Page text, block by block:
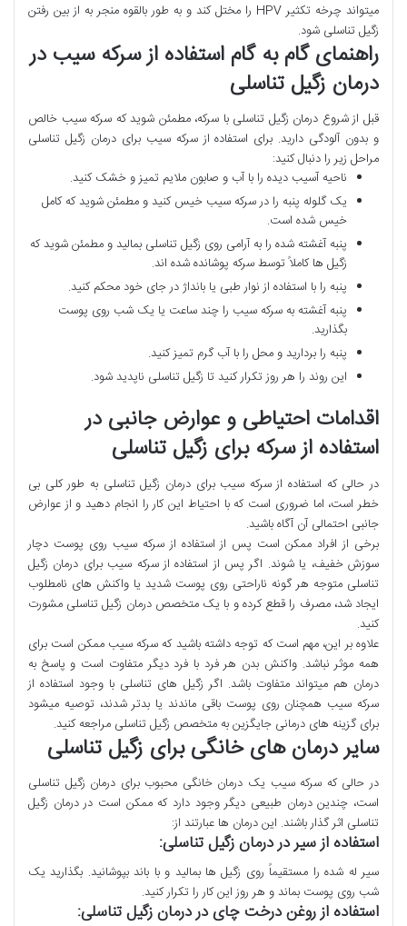
میتواند چرخه تکثیر HPV را مختل کند و به طور بالقوه منجر به از بین رفتن
زگیل تناسلی شود.
راهنمای گام به گام استفاده از سرکه سیب در
درمان زگیل تناسلی
قبل از شروع درمان زگیل تناسلی با سرکه، مطمئن شوید که سرکه سیب خالص
و بدون آلودگی دارید. برای استفاده از سرکه سیب برای درمان زگیل تناسلی
مراحل زیر را دنبال کنید:
ناحیه آسیب دیده را با آب و صابون ملایم تمیز و خشک کنید.
یک گلوله پنبه را در سرکه سیب خیس کنید و مطمئن شوید که کامل
خیس شده است.
پنبه آغشته شده را به آرامی روی زگیل تناسلی بمالید و مطمئن شوید که
زگیل ها کاملاً توسط سرکه پوشانده شده اند.
پنبه را با استفاده از نوار طبی یا بانداژ در جای خود محکم کنید.
پنبه آغشته به سرکه سیب را چند ساعت یا یک شب روی پوست
بگذارید.
پنبه را بردارید و محل را با آب گرم تمیز کنید.
این روند را هر روز تکرار کنید تا زگیل تناسلی ناپدید شود.
اقدامات احتیاطی و عوارض جانبی در
استفاده از سرکه برای زگیل تناسلی
در حالی که استفاده از سرکه سیب برای درمان زگیل تناسلی به طور کلی بی
خطر است، اما ضروری است که با احتیاط این کار را انجام دهید و از عوارض
جانبی احتمالی آن آگاه باشید.
برخی از افراد ممکن است پس از استفاده از سرکه سیب روی پوست دچار
سوزش خفیف، یا شوند. اگر پس از استفاده از سرکه سیب برای درمان زگیل
تناسلی متوجه هر گونه ناراحتی روی پوست شدید یا واکنش های نامطلوب
ایجاد شد، مصرف را قطع کرده و با یک متخصص درمان زگیل تناسلی مشورت
کنید.
علاوه بر این، مهم است که توجه داشته باشید که سرکه سیب ممکن است برای
همه موثر نباشد. واکنش بدن هر فرد با فرد دیگر متفاوت است و پاسخ به
درمان هم میتواند متفاوت باشد. اگر زگیل های تناسلی با وجود استفاده از
سرکه سیب همچنان روی پوست باقی ماندند یا بدتر شدند، توصیه میشود
برای گزینه های درمانی جایگزین به متخصص زگیل تناسلی مراجعه کنید.
سایر درمان های خانگی برای زگیل تناسلی
در حالی که سرکه سیب یک درمان خانگی محبوب برای درمان زگیل تناسلی
است، چندین درمان طبیعی دیگر وجود دارد که ممکن است در درمان زگیل
تناسلی اثر گذار باشند. این درمان ها عبارتند از:
استفاده از سیر در درمان زگیل تناسلی:
سیر له شده را مستقیماً روی زگیل ها بمالید و با باند بپوشانید. بگذارید یک
شب روی پوست بماند و هر روز این کار را تکرار کنید.
استفاده از روغن درخت چای در درمان زگیل تناسلی: